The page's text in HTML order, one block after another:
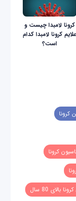
کرونا لامبدا چیست و
علایم کرونا لامبدا کدام
است؟
کرونا
بالای 80 سال